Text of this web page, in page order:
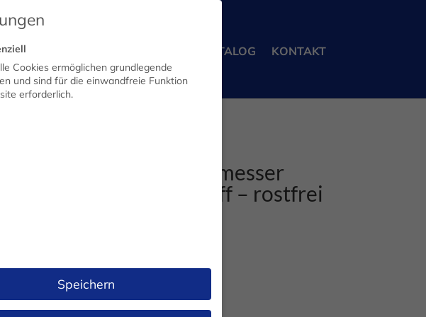
KATALOG KONTAKT
Frühstücksmesser
mit Wellenschliff – rostfrei
ca. 22cm
ca. 11,5cm
ca. 1,2mm
Cookies ermöglichen grundlegende
und sind für die einwandfreie Funktion
erforderlich.
Speichern